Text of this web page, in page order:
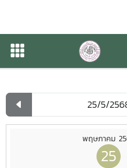
ปฏิทินกิจกรรมของ
ปฏิทินกิจกรรมของหน่วยงาน
พฤษภาคม
25